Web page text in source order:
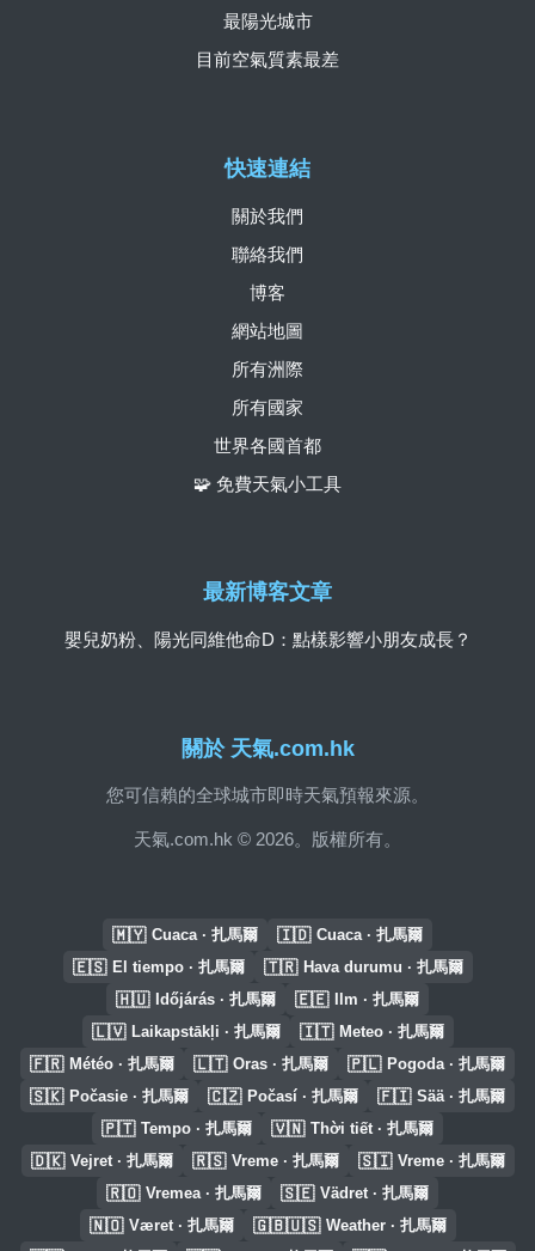
關於 天氣.com.hk
您可信賴的全球城市即時天氣預報來源。
天氣.com.hk © 2026。版權所有。
快速連結
關於我們
聯絡我們
博客
網站地圖
所有洲際
所有國家
世界各國首都
🧩 免費天氣小工具
最陽光城市
目前空氣質素最差
最新博客文章
嬰兒奶粉、陽光同維他命D：點樣影響小朋友成長？
🇲🇾 Cuaca · 扎馬爾 🇮🇩 Cuaca · 扎馬爾
🇪🇸 El tiempo · 扎馬爾 🇹🇷 Hava durumu · 扎馬爾
🇭🇺 Időjárás · 扎馬爾 🇪🇪 Ilm · 扎馬爾
🇱🇻 Laikapstākļi · 扎馬爾 🇮🇹 Meteo · 扎馬爾
🇫🇷 Météo · 扎馬爾 🇱🇹 Oras · 扎馬爾 🇵🇱 Pogoda · 扎馬爾
🇸🇰 Počasie · 扎馬爾 🇨🇿 Počasí · 扎馬爾 🇫🇮 Sää · 扎馬爾
🇵🇹 Tempo · 扎馬爾 🇻🇳 Thời tiết · 扎馬爾
🇩🇰 Vejret · 扎馬爾 🇷🇸 Vreme · 扎馬爾 🇸🇮 Vreme · 扎馬爾
🇷🇴 Vremea · 扎馬爾 🇸🇪 Vädret · 扎馬爾
🇳🇴 Været · 扎馬爾 🇬🇧🇺🇸 Weather · 扎馬爾